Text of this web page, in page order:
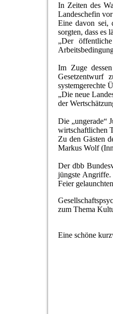
In Zeiten des
Landeschefin
Eine davon sei,
sorgten, dass es
„Der
Im Zuge
Gesetzentwurf
systemgerechte
„Die neue
der
Die „ungerade“
wirtschaftlichen
Zu den Gästen
Markus Wolf
Der dbb
jüngste Angriffe.
Feier
zum Thema
Eine schöne